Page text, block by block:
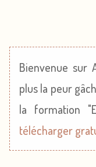
Bienvenue sur
plus la peur
la formation
télécharger